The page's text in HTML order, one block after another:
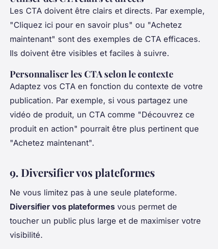
Les CTA doivent être clairs et directs. Par exemple,
"Cliquez ici pour en savoir plus" ou "Achetez
maintenant" sont des exemples de CTA efficaces.
Ils doivent être visibles et faciles à suivre.
Personnaliser les CTA selon le contexte
Adaptez vos CTA en fonction du contexte de votre
publication. Par exemple, si vous partagez une
vidéo de produit, un CTA comme "Découvrez ce
produit en action" pourrait être plus pertinent que
"Achetez maintenant".
9. Diversifier vos plateformes
Ne vous limitez pas à une seule plateforme.
Diversifier vos plateformes vous permet de
toucher un public plus large et de maximiser votre
visibilité.